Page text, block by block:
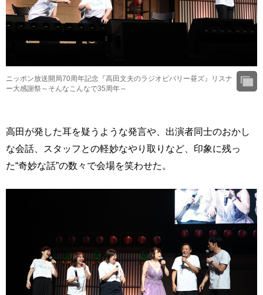
ニッポン放送開局70周年記念『高田文夫のラジオビバリー昼ズ』リスナ
ー大感謝祭～そんなこんなで35周年～
高田が発した耳を疑うような発言や、出演者同士のおかし
な会話、スタッフとの軽妙なやり取りなど、印象に残っ
た“奇妙な話”の数々で会場を笑わせた。